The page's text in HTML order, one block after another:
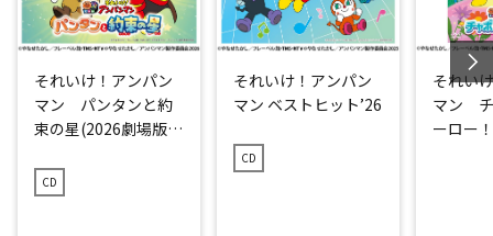
それいけ！アンパン
マン パンタンと約
束の星(2026劇場版ベ
CD
それいけ！アンパン
マン ベストヒット’26
CD
それい
マン チ
ーロー